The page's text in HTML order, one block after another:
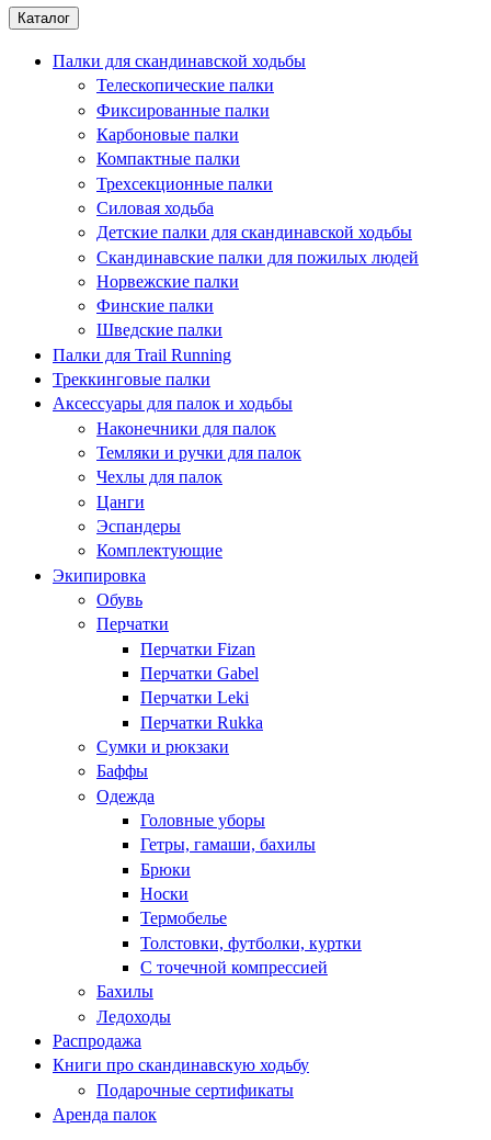
Каталог
Палки для скандинавской ходьбы
Телескопические палки
Фиксированные палки
Карбоновые палки
Компактные палки
Трехсекционные палки
Силовая ходьба
Детские палки для скандинавской ходьбы
Скандинавские палки для пожилых людей
Норвежские палки
Финские палки
Шведские палки
Палки для Trail Running
Треккинговые палки
Аксессуары для палок и ходьбы
Наконечники для палок
Темляки и ручки для палок
Чехлы для палок
Цанги
Эспандеры
Комплектующие
Экипировка
Обувь
Перчатки
Перчатки Fizan
Перчатки Gabel
Перчатки Leki
Перчатки Rukka
Сумки и рюкзаки
Баффы
Одежда
Головные уборы
Гетры, гамаши, бахилы
Брюки
Носки
Термобелье
Толстовки, футболки, куртки
С точечной компрессией
Бахилы
Ледоходы
Распродажа
Книги про скандинавскую ходьбу
Подарочные сертификаты
Аренда палок